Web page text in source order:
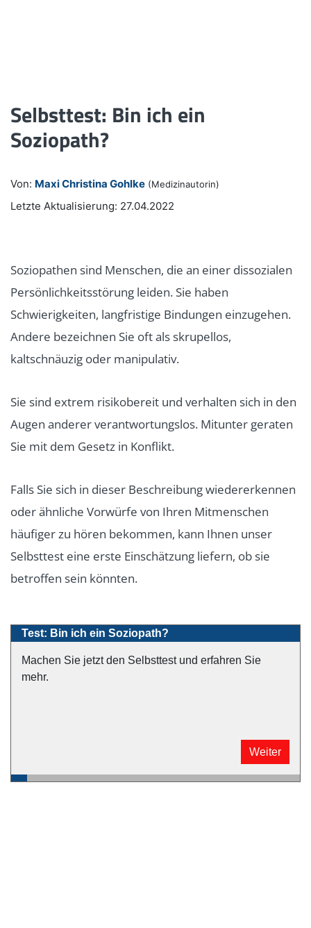
Selbsttest: Bin ich ein
Soziopath?
Von: Maxi Christina Gohlke (Medizinautorin)
Letzte Aktualisierung: 27.04.2022
Soziopathen sind Menschen, die an einer dissozialen
Persönlichkeitsstörung leiden. Sie haben
Schwierigkeiten, langfristige Bindungen einzugehen.
Andere bezeichnen Sie oft als skrupellos,
kaltschnäuzig oder manipulativ.
Sie sind extrem risikobereit und verhalten sich in den
Augen anderer verantwortungslos. Mitunter geraten
Sie mit dem Gesetz in Konflikt.
Falls Sie sich in dieser Beschreibung wiedererkennen
oder ähnliche Vorwürfe von Ihren Mitmenschen
häufiger zu hören bekommen, kann Ihnen unser
Selbsttest eine erste Einschätzung liefern, ob sie
betroffen sein könnten.
Test: Bin ich ein Soziopath?
Machen Sie jetzt den Selbsttest und erfahren Sie
mehr.
Weiter